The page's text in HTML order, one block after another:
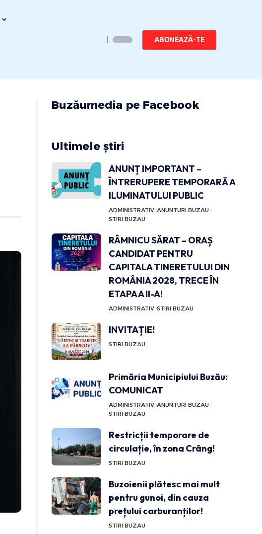
ABONEAZĂ-TE
Buzăumedia pe Facebook
Ultimele știri
ANUNȚ IMPORTANT –
ÎNTRERUPERE TEMPORARĂ A
ILUMINATULUI PUBLIC
ADMINISTRATIV ANUNTURI BUZAU
STIRI BUZAU
RÂMNICU SĂRAT – ORAȘ
CANDIDAT PENTRU
CAPITALA TINERETULUI DIN
ROMÂNIA 2028, TRECE ÎN
ETAPA A II-A!
ADMINISTRATIV STIRI BUZAU
INVITAȚIE!
STIRI BUZAU
Primăria Municipiului Buzău:
COMUNICAT
ADMINISTRATIV ANUNTURI BUZAU
STIRI BUZAU
Restricții temporare de
circulație, în zona Crâng!
STIRI BUZAU
Buzoienii plătesc mai mult
pentru gunoi, din cauza
prețului carburanților!
STIRI BUZAU